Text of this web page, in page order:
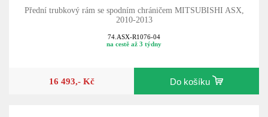
Přední trubkový rám se spodním chráničem MITSUBISHI ASX,
2010-2013
74.ASX-R1076-04
na cestě až 3 týdny
16 493,- Kč Do košíku